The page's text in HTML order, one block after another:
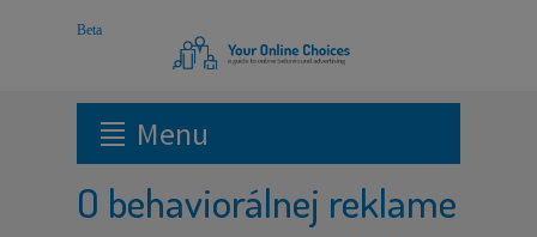
Menu
O behaviorálnej reklame